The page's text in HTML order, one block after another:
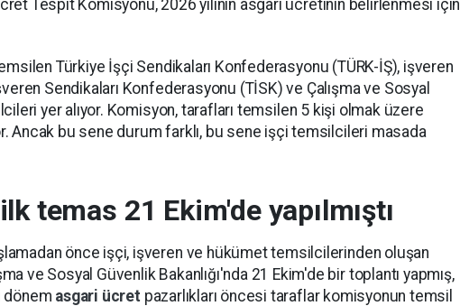
Tespit Komisyonu, 2026 yılının asgari ücretinin belirlenmesi için
Türkiye İşçi Sendikaları Konfederasyonu (TÜRK-İŞ), işveren
Sendikaları Konfederasyonu (TİSK) ve Çalışma ve Sosyal
yer alıyor. Komisyon, tarafları temsilen 5 kişi olmak üzere
Ancak bu sene durum farklı, bu sene işçi temsilcileri masada
temas 21 Ekim'de yapılmıştı
önce işçi, işveren ve hükümet temsilcilerinden oluşan
ve Sosyal Güvenlik Bakanlığı'nda 21 Ekim'de bir toplantı yapmış,
dönem asgari ücret pazarlıkları öncesi taraflar komisyonun temsil